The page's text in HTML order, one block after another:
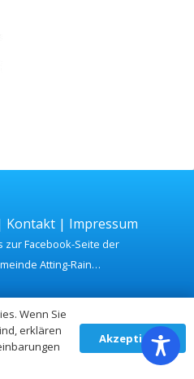
Kontakt| Impressum
zur Facebook-Seite der
Atting-Rain…
Wenn Sie
erklären
Akzeptieren